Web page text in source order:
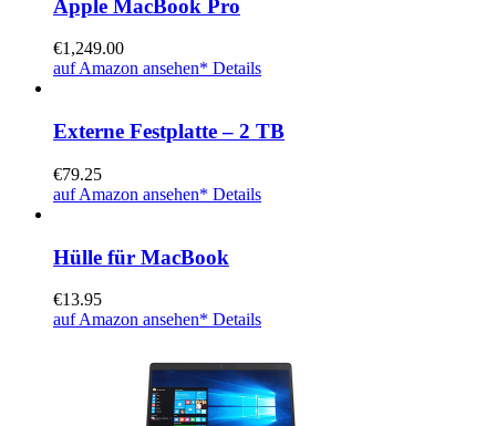
Apple MacBook Pro
€1,249.00
auf Amazon ansehen* Details
Externe Festplatte – 2 TB
€79.25
auf Amazon ansehen* Details
Hülle für MacBook
€13.95
auf Amazon ansehen* Details